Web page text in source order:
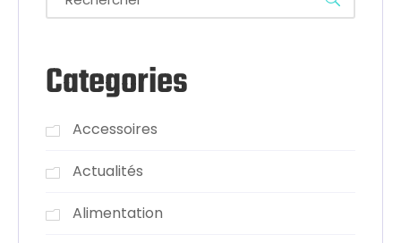
Categories
Accessoires
Actualités
Alimentation